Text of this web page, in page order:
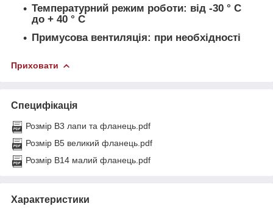
Температурний режим роботи: від -30 ° C
до + 40 ° C
Примусова вентиляція: при необхідності
Приховати
Специфікація
Розмір B3 лапи та фланець.pdf
Розмір B5 великий фланець.pdf
Розмір B14 малий фланець.pdf
Характеристики